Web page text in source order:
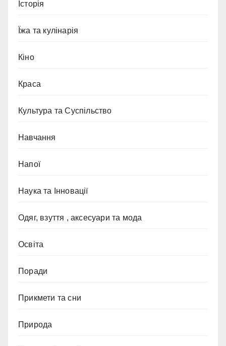
Історія
Їжа та кулінарія
Кіно
Краса
Культура та Суспільство
Навчання
Напої
Наука та Інновації
Одяг, взуття , аксесуари та мода
Освіта
Поради
Прикмети та сни
Природа